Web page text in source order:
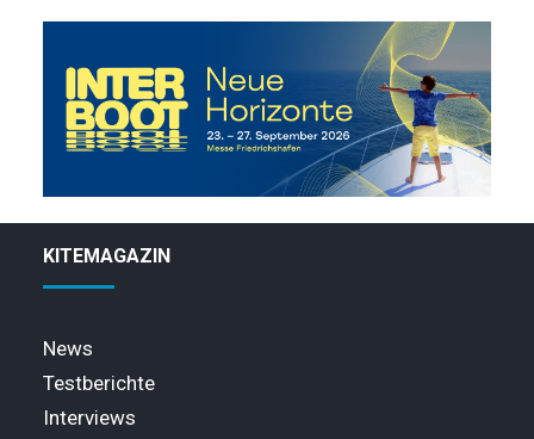
KITEMAGAZIN
News
Testberichte
Interviews